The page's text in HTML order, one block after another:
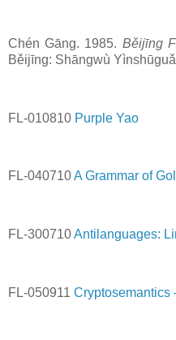
Chén Gāng. 1985. Běijīng
Běijīng: Shāngwù
FL-010810 Purple Yao
FL-040710A Grammar of
FL-300710Antilanguages:
FL-050911 Cryptosemantics